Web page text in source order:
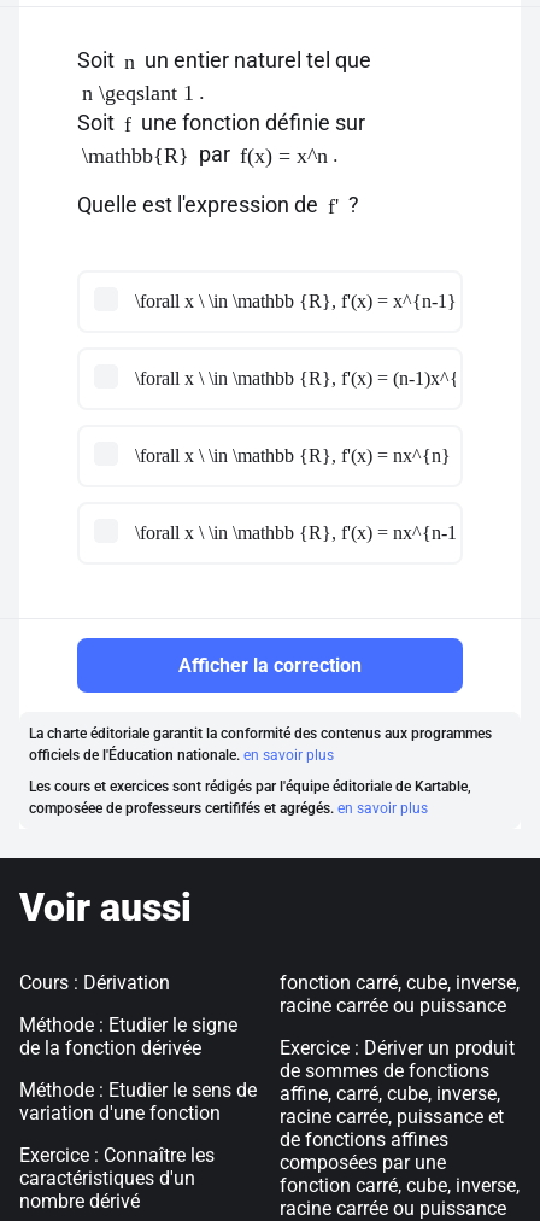
Soit n un entier naturel tel que
n \geqslant 1 .
Soit f une fonction définie sur
\mathbb{R} par f(x) = x^n .
Quelle est l'expression de f' ?
\forall x \ \in \mathbb {R}, f'(x) = x^{n-1}
\forall x \ \in \mathbb {R}, f'(x) = (n-1)x^{n}
\forall x \ \in \mathbb {R}, f'(x) = nx^{n}
\forall x \ \in \mathbb {R}, f'(x) = nx^{n-1}
Afficher la correction
La charte éditoriale garantit la conformité des contenus aux programmes
officiels de l'Éducation nationale. en savoir plus
Les cours et exercices sont rédigés par l'équipe éditoriale de Kartable,
composéee de professeurs certififés et agrégés. en savoir plus
Voir aussi
Cours : Dérivation
Méthode : Etudier le signe
de la fonction dérivée
Méthode : Etudier le sens de
variation d'une fonction
Exercice : Connaître les
caractéristiques d'un
nombre dérivé
fonction carré, cube, inverse,
racine carrée ou puissance
Exercice : Dériver un produit
de sommes de fonctions
affine, carré, cube, inverse,
racine carrée, puissance et
de fonctions affines
composées par une
fonction carré, cube, inverse,
racine carrée ou puissance